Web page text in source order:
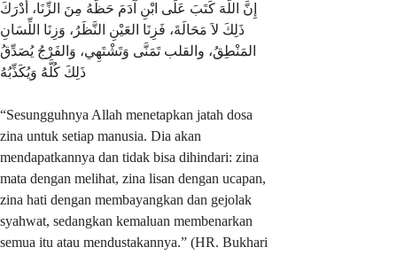
إِنَّ اللَّهَ كَتَبَ عَلَى ابْنِ آدَمَ حَظَّهُ مِنَ الزِّنَا، أَدْرَكَ
ذَلِكَ لاَ مَحَالَةَ، فَزِنَا العَيْنِ النَّظَرُ، وَزِنَا اللِّسَانِ
المَنْطِقُ، والقلب تَمَنَّى وَتَشْتَهِي، وَالفَرْجُ يُصَدِّقُ
ذَلِكَ كُلَّهُ وَيُكَذِّبُهُ
“Sesungguhnya Allah menetapkan jatah dosa
zina untuk setiap manusia. Dia akan
mendapatkannya dan tidak bisa dihindari: zina
mata dengan melihat, zina lisan dengan ucapan,
zina hati dengan membayangkan dan gejolak
syahwat, sedangkan kemaluan membenarkan
semua itu atau mendustakannya.” (HR. Bukhari